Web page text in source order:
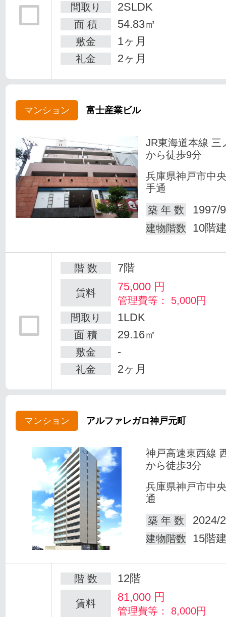
間取り
2SLDK
面 積 54.83㎡
敷金 1ヶ月
礼金 2ヶ月
マンション 富士産業ビル
JR東海道本線 三
から徒歩9分
兵庫県神戸市中
手通
築 年 数
1997/
建物階数 10階
階 数 7階
賃料 75,000 円
管理費等： 5,000円
間取り
1LDK
面 積 29.16㎡
敷金 -
礼金 2ヶ月
マンション アルファレガロ神戸元町
神戸高速東西線
から徒歩3分
兵庫県神戸市中
通
築 年 数
2024/
建物階数 15階
階 数 12階
賃料 81,000 円
管理費等： 8,000円